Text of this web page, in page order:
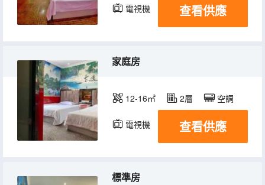
電視機 查看供應
家庭房
12-16㎡ 2層 空調
電視機 查看供應
標準房